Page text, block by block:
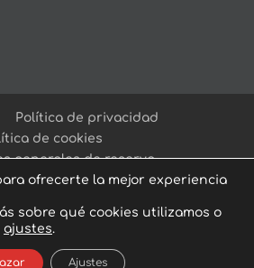
Política de privacidad
de cookies
generales de reserva
Room| Escape Room en
ofrecerte la mejor experiencia
sobre qué cookies utilizamos o
ajustes.
Ajustes